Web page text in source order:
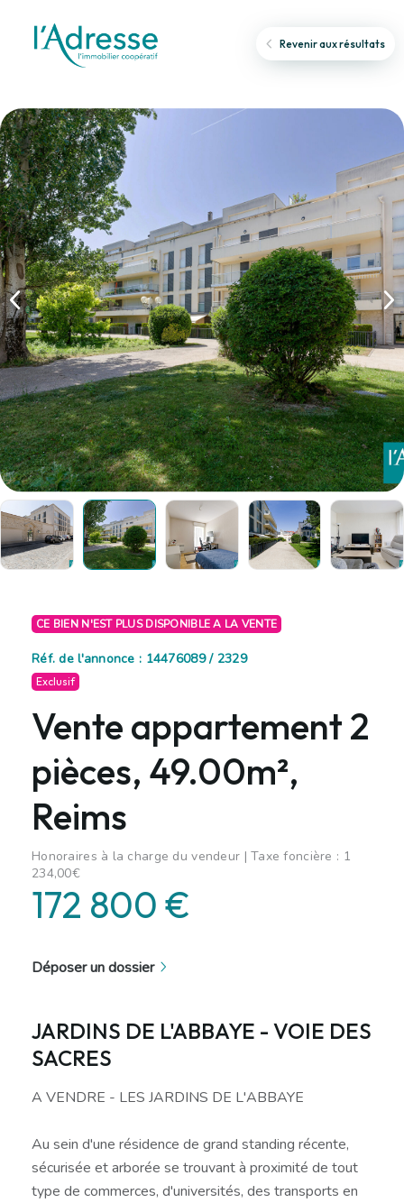
Revenir aux résultats
CE BIEN N'EST PLUS DISPONIBLE A LA VENTE
Réf. de l'annonce : 14476089 / 2329
Exclusif
Vente appartement 2
pièces, 49.00m²,
Reims
Honoraires à la charge du vendeur | Taxe foncière : 1
234,00€
172 800 €
Déposer un dossier
JARDINS DE L'ABBAYE - VOIE DES
SACRES
A VENDRE - LES JARDINS DE L'ABBAYE
Au sein d'une résidence de grand standing récente,
sécurisée et arborée se trouvant à proximité de tout
type de commerces, d'universités, des transports en